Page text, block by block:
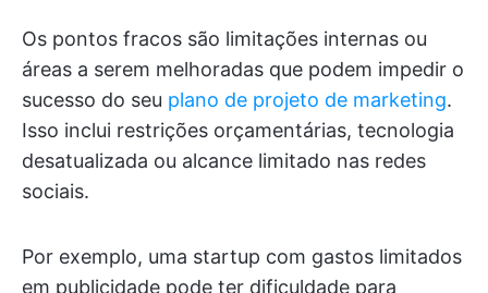
Os pontos fracos são limitações internas ou
áreas a serem melhoradas que podem impedir o
sucesso do seu plano de projeto de marketing.
Isso inclui restrições orçamentárias, tecnologia
desatualizada ou alcance limitado nas redes
sociais.
Por exemplo, uma startup com gastos limitados
em publicidade pode ter dificuldade para